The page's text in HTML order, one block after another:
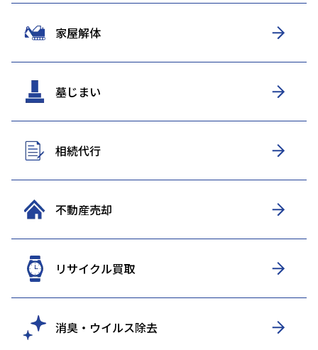
家屋解体
墓じまい
相続代行
不動産売却
リサイクル買取
消臭・ウイルス除去